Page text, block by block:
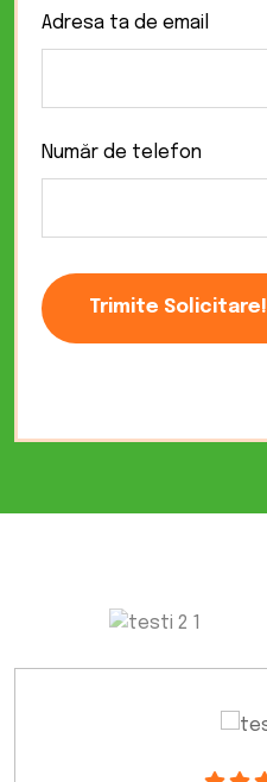
Adresa ta de email
Număr de telefon
Trimite Solicitare!